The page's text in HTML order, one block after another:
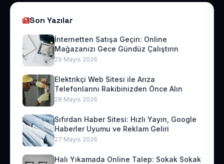
Son Yazılar
İnternetten Satışa Geçin: Online
Mağazanızı Gece Gündüz Çalıştırın
29 Mayıs 2026
Elektrikçi Web Sitesi ile Arıza
Telefonlarını Rakibinizden Önce Alın
28 Mayıs 2026
Sıfırdan Haber Sitesi: Hızlı Yayın, Google
Haberler Uyumu ve Reklam Geliri
27 Mayıs 2026
Halı Yıkamada Online Talep: Sokak Sokak